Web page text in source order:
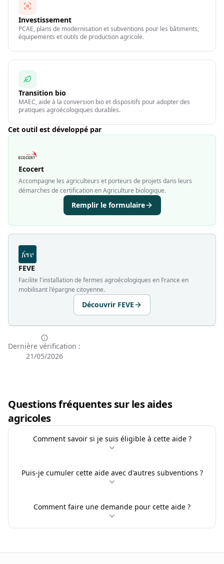
Investissement
PCAE, plans de modernisation et subventions pour les bâtiments,
équipements et outils de production agricole.
Transition bio
MAEC, aide à la conversion bio et dispositifs pour adopter des
pratiques agroécologiques durables.
Cet outil est développé par
Ecocert
Accompagne les agriculteurs et porteurs de projets dans leurs
démarches de certification en Agriculture biologique.
Remplir le formulaire
FEVE
Facilite l'installation de fermes agroécologiques en France en
mobilisant l'épargne citoyenne.
Découvrir FEVE
Dernière vérification :
21/05/2026
Questions fréquentes sur les aides
agricoles
Comment savoir si je suis éligible à cette aide ?
Puis-je cumuler cette aide avec d'autres subventions ?
Comment faire une demande pour cette aide ?